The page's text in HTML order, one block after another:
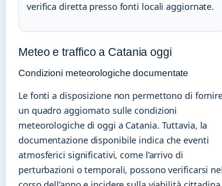
verifica diretta presso fonti locali aggiornate.
Meteo e traffico a Catania oggi
Condizioni meteorologiche documentate
Le fonti a disposizione non permettono di
un quadro aggiornato sulle condizioni
meteorologiche di oggi a Catania. Tuttavia, la
documentazione disponibile indica che eventi
atmosferici significativi, come l’arrivo di
perturbazioni o temporali, possono verificarsi